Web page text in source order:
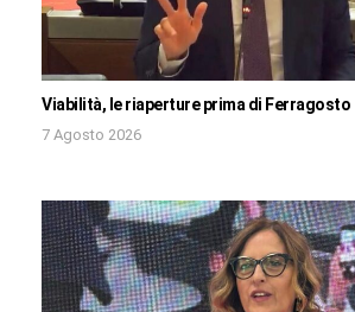
Viabilità, le riaperture prima di Ferragosto
7 Agosto 2026